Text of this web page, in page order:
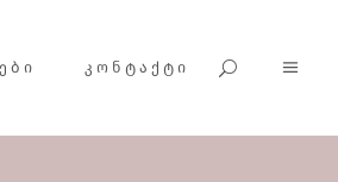
ᲙᲝᲜᲢᲐᲥᲢᲘ